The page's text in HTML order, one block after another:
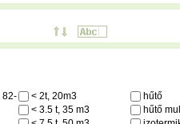
82-
< 2t, 20m3
< 3.5 t, 35 m3
hűtő
hűtő